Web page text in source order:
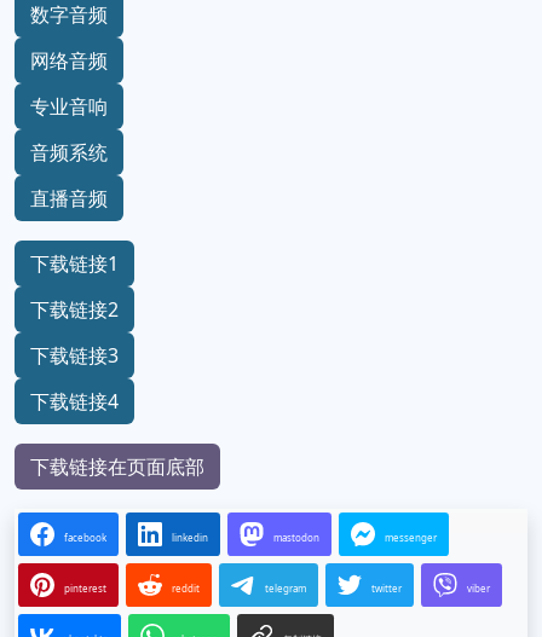
数字音频
网络音频
专业音响
音频系统
直播音频
下载链接1
下载链接2
下载链接3
下载链接4
下载链接在页面底部
facebook linkedin mastodon messenger
pinterest reddit telegram twitter viber